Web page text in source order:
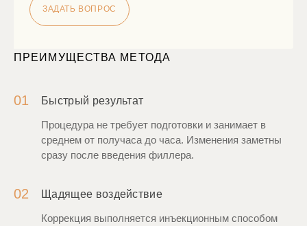
ПРЕИМУЩЕСТВА МЕТОДА
01 Быстрый результат
Процедура не требует подготовки и занимает в
среднем от получаса до часа. Изменения заметны
сразу после введения филлера.
02 Щадящее воздействие
Коррекция выполняется инъекционным способом
ЗАДАТЬ ВОПРОС